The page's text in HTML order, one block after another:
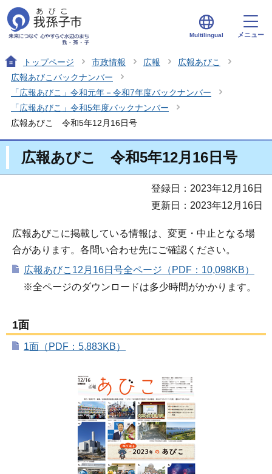
Multilingual メニュー
トップページ 市政情報 広報
広報あびこ
広報あびこバックナンバー
「広報あびこ」令和元年－令和7年度バックナンバー
「広報あびこ」令和5年度バックナンバー
広報あびこ 令和5年12月16日号
広報あびこ 令和5年12月16日号
登録日：2023年12月16日
更新日：2023年12月16日
広報あびこに掲載している情報は、変更・中止となる場
合があります。各問い合わせ先にご確認ください。
広報あびこ12月16日号全ページ（PDF：10,098KB）
※全ページのダウンロードは多少時間がかかります。
1面
1面（PDF：5,883KB）